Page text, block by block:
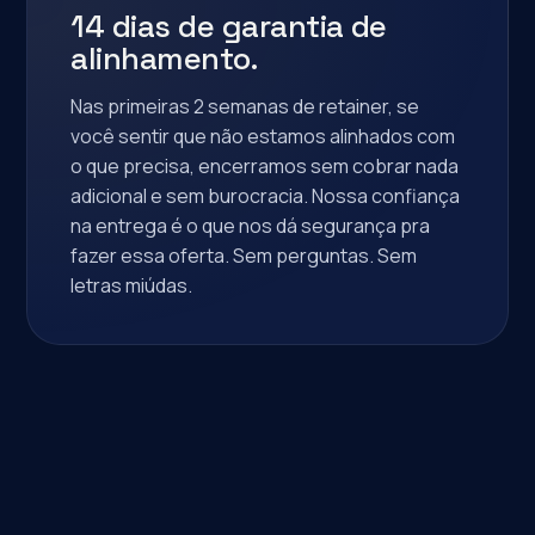
14 dias de garantia de
alinhamento.
Nas primeiras 2 semanas de retainer, se
você sentir que não estamos alinhados com
o que precisa, encerramos sem cobrar nada
adicional e sem burocracia. Nossa confiança
na entrega é o que nos dá segurança pra
fazer essa oferta. Sem perguntas. Sem
letras miúdas.